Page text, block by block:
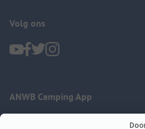
Volg ons
ANWB Camping App